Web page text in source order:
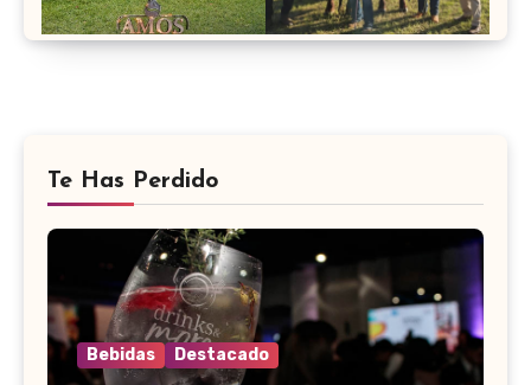
Te Has Perdido
Bebidas Destacado